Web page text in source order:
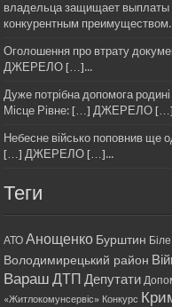
владельца защищает выплаты
конкурентным
Оголошення про втрату
ДЖЕРЕЛО […]...
Дуже потрібна допомога
Місце Рівне: […] ДЖЕРЕЛО
Небесне військо поповнив ще
[…] ДЖЕРЕЛО […]...
Теги
АТО Анощенко Бурштин
Володимирецький район
Вараш ДТП Депутати
«Житлокомунсервіс» Конкурс